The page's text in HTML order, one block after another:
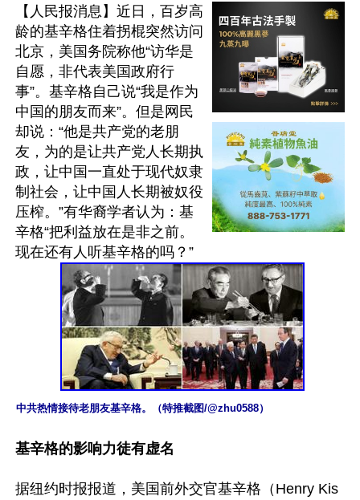
【人民报消息】近日，百岁高
龄的基辛格住着拐棍突然访问
北京，美国务院称他“访华是
自愿，非代表美国政府行
事”。基辛格自己说“我是作为
中国的朋友而来”。但是网民
却说：“他是共产党的老朋
友，为的是让共产党人长期执
政，让中国一直处于现代奴隶
制社会，让中国人长期被奴役
压榨。”有华裔学者认为：基
辛格“把利益放在是非之前。
中共热情接待老朋友基辛格。（特推截图/@zhu0588）
基辛格的影响力徒有虚名
据纽约时报报道，美国前外交官基辛格（Henry Kis